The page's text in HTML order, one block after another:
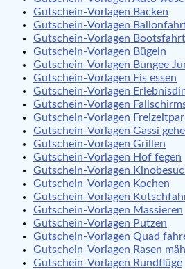
Gutschein-Vorlagen Backen
Gutschein-Vorlagen
Gutschein-Vorlagen
Gutschein-Vorlagen Bügeln
Gutschein-Vorlagen Bungee
Gutschein-Vorlagen Eis essen
Gutschein-Vorlagen
Gutschein-Vorlagen
Gutschein-Vorlagen
Gutschein-Vorlagen Gassi
Gutschein-Vorlagen Grillen
Gutschein-Vorlagen Hof fegen
Gutschein-Vorlagen
Gutschein-Vorlagen Kochen
Gutschein-Vorlagen
Gutschein-Vorlagen Massieren
Gutschein-Vorlagen Putzen
Gutschein-Vorlagen Quad
Gutschein-Vorlagen Rasen
Gutschein-Vorlagen Rundflüge